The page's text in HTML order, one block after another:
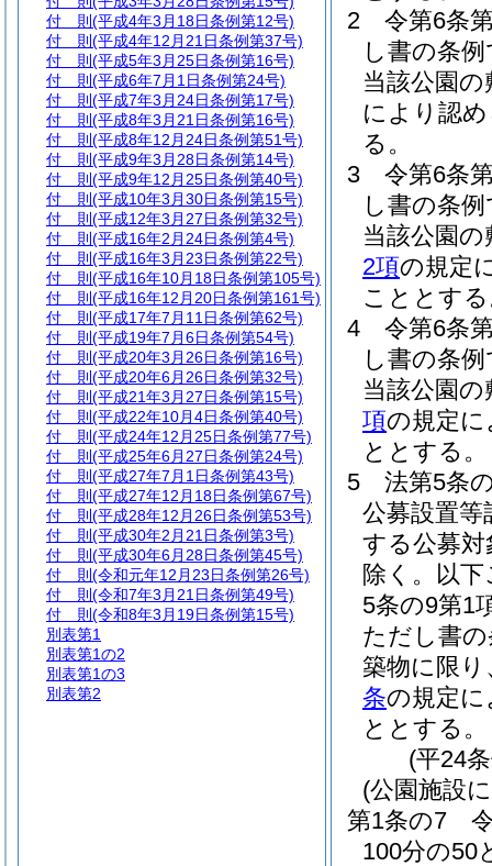
2
令第6条
し書の条
当該公園
により認
る。
3
令第6条
し書の条
当該公園
2項の規定
こととす
4
令第6条
し書の条
当該公園
項の規定
ととする。
5
法第5条
公募設置等
する公募
除く。以
5条の9第1
ただし書
築物に限
条の規定
ととする。
(平24
(公園施設
第1条の7
100分の50
付 則 (平成4年3月18日条例第12号)
付 則 (平成4年12月21日条例第37号)
付 則 (平成5年3月25日条例第16号)
付 則 (平成6年7月1日条例第24号)
付 則 (平成7年3月24日条例第17号)
付 則 (平成8年3月21日条例第16号)
付 則 (平成8年12月24日条例第51号)
付 則 (平成9年3月28日条例第14号)
付 則 (平成9年12月25日条例第40号)
付 則 (平成10年3月30日条例第15号)
付 則 (平成12年3月27日条例第32号)
付 則 (平成16年2月24日条例第4号)
付 則 (平成16年3月23日条例第22号)
付 則 (平成16年10月18日条例第105号)
付 則 (平成16年12月20日条例第161号)
付 則 (平成17年7月11日条例第62号)
付 則 (平成19年7月6日条例第54号)
付 則 (平成20年3月26日条例第16号)
付 則 (平成20年6月26日条例第32号)
付 則 (平成21年3月27日条例第15号)
付 則 (平成22年10月4日条例第40号)
付 則 (平成24年12月25日条例第77号)
付 則 (平成25年6月27日条例第24号)
付 則 (平成27年7月1日条例第43号)
付 則 (平成27年12月18日条例第67号)
付 則 (平成28年12月26日条例第53号)
付 則 (平成30年2月21日条例第3号)
付 則 (平成30年6月28日条例第45号)
付 則 (令和元年12月23日条例第26号)
付 則 (令和7年3月21日条例第49号)
付 則 (令和8年3月19日条例第15号)
別表第1
別表第1の2
別表第1の3
別表第2